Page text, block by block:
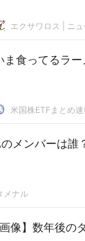
エクサワロス | ニ
ま食ってるラ
米国株ETFまとめ速
メンバーは誰
メナル
画像】数年後